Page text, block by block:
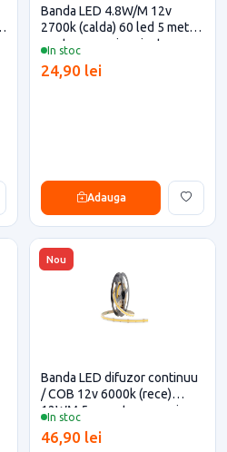
In stoc
Banda LED 4.8W/M 12v
2700k (calda) 60 led 5 metri
pentru casa si proiecte
24,90 lei
Adauga
Nou
In stoc
Banda LED difuzor continuu
/ COB 12v 6000k (rece)
12WM 5m pentru casa si
46,90 lei